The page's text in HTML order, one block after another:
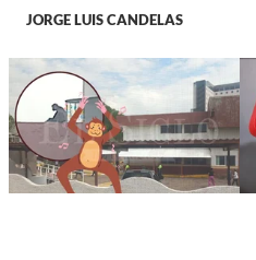
JORGE LUIS CANDELAS